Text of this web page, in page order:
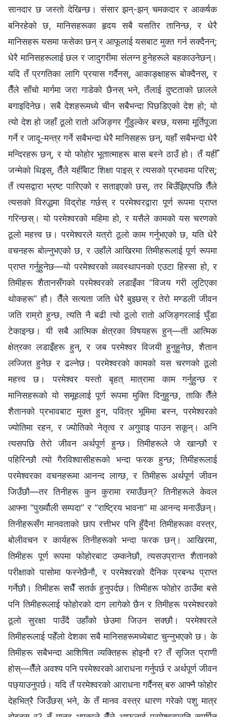
सानदार छ जस्तो देखिन्छ। संसार झन्-झन् चमकदार र आकर्षक
बनिरहेको छ, मानिसहरूका हृदय सबै यसतिर तानिन्छ, र धेरै
मानिसहरू यसमा फसेका छन् र आफूलाई यसबाट मुक्त गर्न सक्दैनन्;
धेरै मानिसहरूलाई छल र जादुगरीमा संलग्‍न हुनेहरूले बहकाउनेछन्।
यदि तँ प्रगतिका लागि प्रयास गर्दैनस्, आकाङ्क्षाहरू बोक्दैनस्, र
तैँले साँचो मार्गमा जरा गाडेको छैनस् भने, तँलाई दुष्टताको छालले
बगाइदिनेछ। सबै देशहरूमध्ये चीन सबैभन्दा पिछडिएको देश हो; यो
त्यो देश हो जहाँ ठूलो रातो अजिङ्गर गुँडुल्केर बस्छ, यसमा मूर्तिपूजा
गर्ने र जादू-मन्‍त्र गर्ने सबैभन्दा धेरै मानिसहरू छन्, यहाँ सबैभन्दा धेरै
मन्दिरहरू छन्, र यो फोहोर भूतात्माहरू बास बस्‍ने ठाउँ हो। तँ यहीँ
जन्मेको थिइस्, तैँले यहीँबाट शिक्षा पाइस् र त्यसको प्रभावमा परिस्;
तँ त्यसद्वारा भ्रष्ट पारिएको र सताइएको छस्, तर बिउँझिएपछि तैँले
त्यसको विरुद्धमा विद्रोह गर्छस् र परमेश्‍वरद्वारा पूर्ण रूपमा प्राप्त
गरिन्छस्। यो परमेश्‍वरको महिमा हो, र यसैले कामको यस चरणको
ठूलो महत्त्व छ। परमेश्‍वरले यत्रो ठूलो काम गर्नुभएको छ, यति धेरै
वचनहरू बोल्नुभएको छ, र उहाँले आखिरमा तिमीहरूलाई पूर्ण रूपमा
प्राप्त गर्नुहुनेछ—यो परमेश्‍वरको व्यवस्थापनको एउटा हिस्सा हो, र
तिमीहरू शैतानसँगको परमेश्‍वरको लडाइँका “विजय गरी लुटिएका
थोकहरू” हौ। तैँले सत्यता जति धेरै बुझ्छस् र तेरो मण्डली जीवन
जति राम्रो हुन्छ, त्यति नै बढी त्यो ठूलो रातो अजिङ्गरलाई घुँडा
टेकाइन्छ। यी सबै आत्मिक क्षेत्रका विषयहरू हुन्—ती आत्मिक
क्षेत्रका लडाइँहरू हुन्, र जब परमेश्‍वर विजयी हुनुहुनेछ, शैतान
लज्जित हुनेछ र ढल्‍नेछ। परमेश्‍वरको कामको यस चरणको ठूलो
महत्त्व छ। परमेश्‍वर यस्तो बृहत् मात्रामा काम गर्नुहुन्छ र
मानिसहरूको यो समूहलाई पूर्ण रूपमा मुक्ति दिनुहुन्छ, ताकि तैँले
शैतानको प्रभावबाट मुक्त हुन, पवित्र भूमिमा बस्न, परमेश्‍वरको
ज्योतिमा रहन, र ज्योतिको नेतृत्व र अगुवाइ पाउन सकून्। अनि
त्यसपछि तेरो जीवन अर्थपूर्ण हुन्छ। तिमीहरूले जे खान्छौ र
पहिरिन्छौ त्यो गैरविश्‍वासीहरूको भन्दा फरक हुन्छ; तिमीहरूलाई
परमेश्‍वरका वचनहरूमा आनन्द लाग्छ, र तिमीहरू अर्थपूर्ण जीवन
जिउँछौ—तर तिनीहरू कुन कुरामा रमाउँछन्? तिनीहरूले केवल
आफ्ना “पुर्ख्यौली सम्पदा” र “राष्ट्रिय भावना” मा आनन्द मनाउँछन्।
तिनीहरूसँग मानवताको छाप रत्तीभर पनि हुँदैन! तिमीहरूका वस्त्र,
बोलीवचन र कार्यहरू तिनीहरूको भन्दा फरक छन्। आखिरमा,
तिमीहरू पूर्ण रूपमा फोहोरबाट उम्‍कनेछौ, त्यसउप्रान्त शैतानको
परीक्षाको पासोमा फस्नेछैनौ, र परमेश्‍वरको दैनिक प्रबन्ध प्राप्त
गर्नेछौ। तिमीहरू सधैँ सतर्क हुनुपर्दछ। तिमीहरू फोहोर ठाउँमा बसे
पनि तिमीहरूलाई फोहोरको दाग लागेको छैन र तिमीहरू परमेश्‍वरको
ठूलो सुरक्षा पाउँदै उहाँको छेउमा जिउन सक्छौ। परमेश्‍वरले
तिमीहरूलाई पहेँलो देशका सबै मानिसहरूमध्येबाट चुन्नुभएको छ। के
तिमीहरू सबैभन्दा आशिषित व्यक्तिहरू होइनौ र? तँ सृजित प्राणी
होस्—तैँले अवश्य पनि परमेश्‍वरको आराधना गर्नुपर्छ र अर्थपूर्ण जीवन
पछ्याउनुपर्छ। यदि तँ परमेश्‍वरको आराधना गर्दैनस् बरु आफ्नै फोहोर
देहभित्रै जिउँछस् भने, के तँ मानव वस्त्र धारण गरेको पशु मात्र